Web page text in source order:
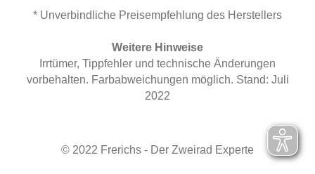
* Unverbindliche Preisempfehlung des Herstellers
Weitere Hinweise
Irrtümer, Tippfehler und technische Änderungen
vorbehalten. Farbabweichungen möglich. Stand: Juli
2022
© 2022 Frerichs - Der Zweirad Experte